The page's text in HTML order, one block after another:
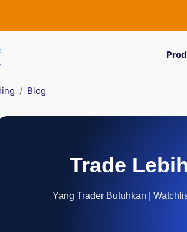
Blog
Trade
Yang Trader Butuhkan |